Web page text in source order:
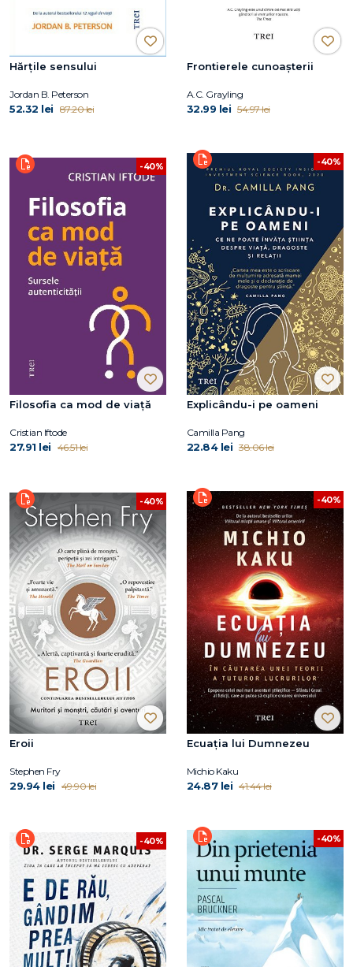
Hărțile sensului
Jordan B. Peterson
52.32 lei 87.20 lei
Frontierele cunoașterii
A.C. Grayling
32.99 lei 54.97 lei
-40%
Filosofia ca mod de viață
Cristian Iftode
27.91 lei 46.51 lei
-40%
Explicându-i pe oameni
Camilla Pang
22.84 lei 38.06 lei
-40%
Eroii
Stephen Fry
29.94 lei 49.90 lei
-40%
Ecuația lui Dumnezeu
Michio Kaku
24.87 lei 41.44 lei
-40% -40%